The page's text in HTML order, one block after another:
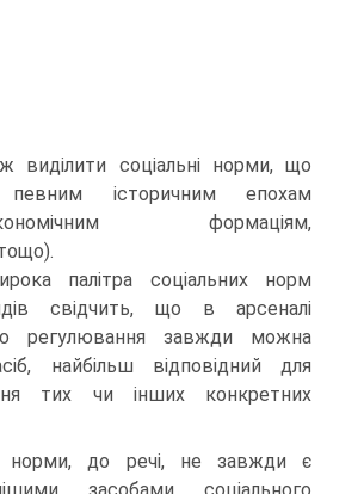
виділити соціальні норми, що
певним історичним епохам
економічним формаціям,
палітра соціальних норм
свідчить, що в арсеналі
регулювання завжди можна
найбільш відповідний для
тих чи інших конкретних
норми, до речі, не завжди є